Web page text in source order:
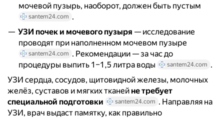
мочевой пузырь, наоборот, должен быть пустым
santem24.com .
УЗИ почек и мочевого пузыря — исследование
проводят при наполненном мочевом пузыре
santem24.com . Рекомендации — за час до
процедуры выпить 1–1,5 литра воды
santem24.com .
УЗИ сердца, сосудов, щитовидной железы, молочных
желёз, суставов и мягких тканей не требует
специальной подготовки
santem24.com . Направляя на
УЗИ, врач выдаст памятку, как правильно